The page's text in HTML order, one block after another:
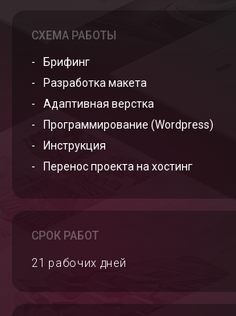
СХЕМА РАБОТЫ
Брифинг
Разработка макета
Адаптивная верстка
Программирование (Wordpress)
Инструкция
Перенос проекта на хостинг
СРОК РАБОТ
21 рабочих дней